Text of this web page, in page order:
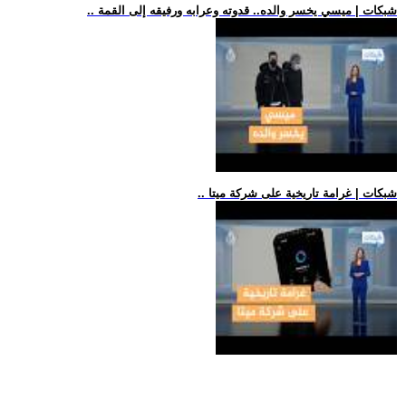
.. شبكات | ميسي يخسر والده.. قدوته وعرابه ورفيقه إلى القمة
.. شبكات | غرامة تاريخية على شركة ميتا